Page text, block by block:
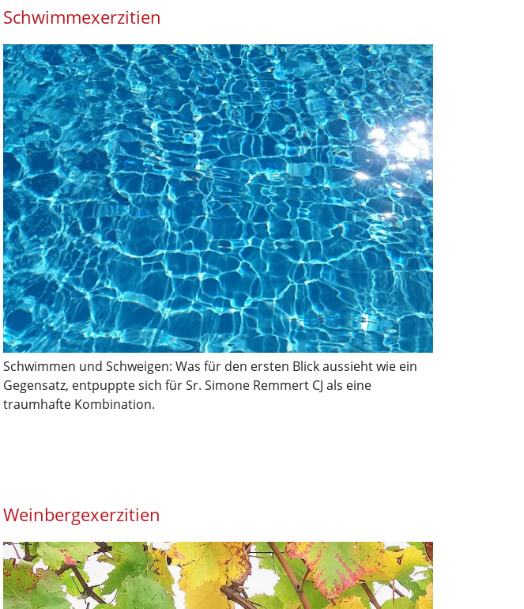
Schwimmexerzitien
Schwimmen und Schweigen: Was für den ersten Blick aussieht wie ein
Gegensatz, entpuppte sich für Sr. Simone Remmert CJ als eine
traumhafte Kombination.
Weinbergexerzitien